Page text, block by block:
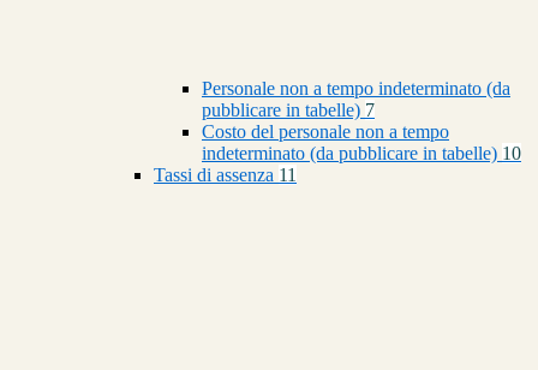
Personale non a tempo indeterminato (da
pubblicare in tabelle) 7
Costo del personale non a tempo
indeterminato (da pubblicare in tabelle) 10
Tassi di assenza 11